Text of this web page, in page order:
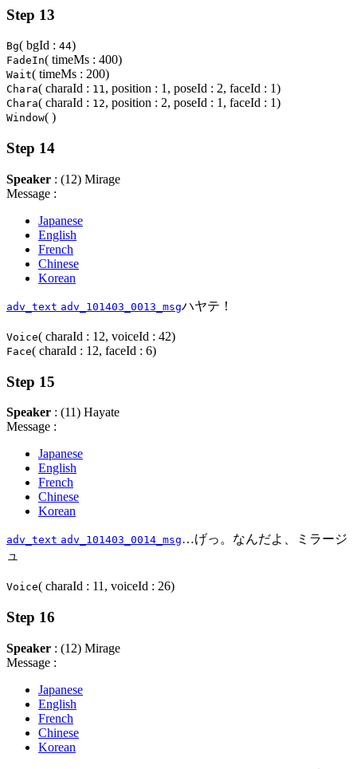
Step 13
Bg( bgId : 44)
FadeIn( timeMs : 400)
Wait( timeMs : 200)
Chara( charaId : 11, position : 1, poseId : 2, faceId : 1)
Chara( charaId : 12, position : 2, poseId : 1, faceId : 1)
Window( )
Step 14
Speaker : (12) Mirage
Message :
Japanese
English
French
Chinese
Korean
adv_text adv_101403_0013_msgハヤテ！
Voice( charaId : 12, voiceId : 42)
Face( charaId : 12, faceId : 6)
Step 15
Speaker : (11) Hayate
Message :
Japanese
English
French
Chinese
Korean
adv_text adv_101403_0014_msg…げっ。なんだよ、ミラージ
ュ
Voice( charaId : 11, voiceId : 26)
Step 16
Speaker : (12) Mirage
Message :
Japanese
English
French
Chinese
Korean